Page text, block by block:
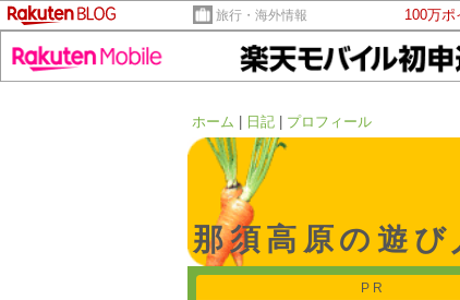
旅行・海外情報 100万
ホーム
日記 プロフィール
那須高原の遊び
PR